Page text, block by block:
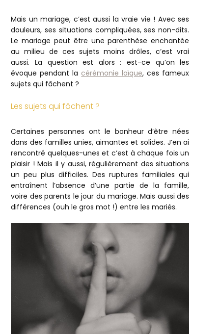
Mais un mariage, c’est aussi la vraie vie ! Avec ses
douleurs, ses situations compliquées, ses non-dits.
Le mariage peut être une parenthèse enchantée
au milieu de ces sujets moins drôles, c’est vrai
aussi. La question est alors : est-ce qu’on les
évoque pendant la cérémonie laïque, ces fameux
sujets qui fâchent ?
Les sujets qui fâchent ?
Certaines personnes ont le bonheur d’être nées
dans des familles unies, aimantes et solides. J’en ai
rencontré quelques-unes et c’est à chaque fois un
plaisir ! Mais il y aussi, régulièrement des situations
un peu plus difficiles. Des ruptures familiales qui
entraînent l’absence d’une partie de la famille,
voire des parents le jour du mariage. Mais aussi des
différences (ouh le gros mot !) entre les mariés.